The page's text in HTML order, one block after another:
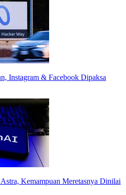
Instagram & Facebook Dipaksa
Kemampuan Meretasnya Dinilai